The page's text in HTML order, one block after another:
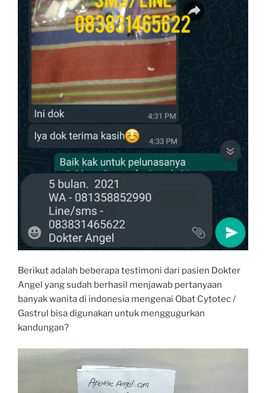
Berikut adalah beberapa testimoni dari pasien Dokter
Angel yang sudah berhasil menjawab pertanyaan
banyak wanita di indonesia mengenai Obat Cytotec /
Gastrul bisa digunakan untuk menggugurkan
kandungan?